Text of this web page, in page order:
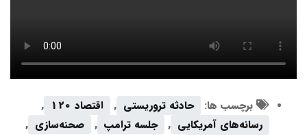
برچسب ها: حادثه تروریستی , اقتصاد 120
,
رسانه‌های آمریکایی , جلسه ترامپ , صحنه‌سازی ,